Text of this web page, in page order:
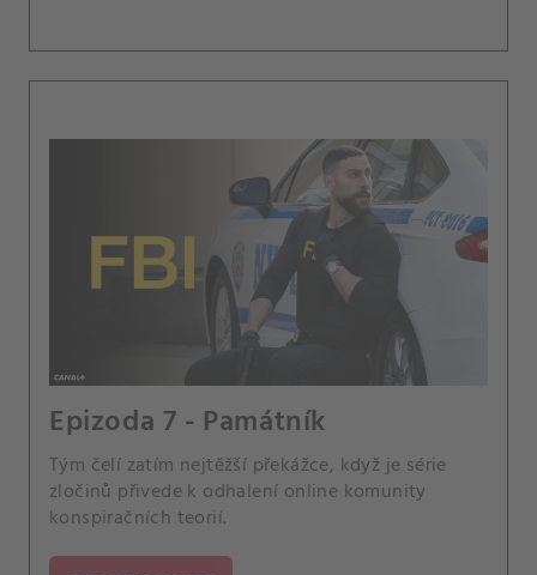
Epizoda 7 - Památník
Tým čelí zatím nejtěžší překážce, když je série
zločinů přivede k odhalení online komunity
konspiračních teorií.